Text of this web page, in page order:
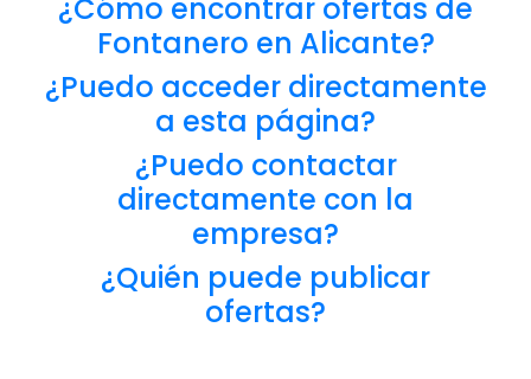
¿Cómo encontrar ofertas de
Fontanero en Alicante?
¿Puedo acceder directamente
a esta página?
¿Puedo contactar
directamente con la
empresa?
¿Quién puede publicar
ofertas?